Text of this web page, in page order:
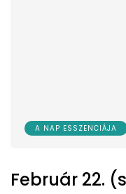
A NAP ESSZENCIÁJA
Február 22.